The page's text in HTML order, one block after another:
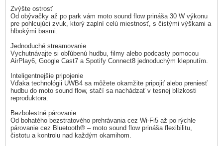
Zvýšte ostrosť
Od obývačky až po park vám moto sound flow prináša 30 W výkonu
pre pohlcujúci zvuk, ktorý zaplní celú miestnosť, s čistými výškami a
hlbokými basmi.
Jednoduché streamovanie
Vychutnávajte si obľúbenú hudbu, filmy alebo podcasty pomocou
AirPlay6, Google Cast7 a Spotify Connect8 jednoduchým klepnutím.
Inteligentnejšie pripojenie
Vďaka technológii UWB4 sa môžete okamžite pripojiť alebo preniesť
hudbu do moto sound flow, stačí sa nachádzať v tesnej blízkosti
reproduktora.
Bezbolestné párovanie
Od bohatého bezstratového prehrávania cez Wi-Fi5 až po rýchle
párovanie cez Bluetooth® – moto sound flow prináša flexibilitu,
čistotu a kontrolu nad každým okamihom.